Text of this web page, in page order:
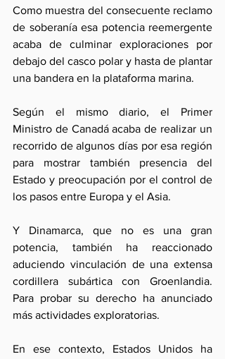
Como muestra del consecuente reclamo
de soberanía esa potencia reemergente
acaba de culminar exploraciones por
debajo del casco polar y hasta de plantar
una bandera en la plataforma marina.
Según el mismo diario, el Primer
Ministro de Canadá acaba de realizar un
recorrido de algunos días por esa región
para mostrar también presencia del
Estado y preocupación por el control de
los pasos entre Europa y el Asia.
Y Dinamarca, que no es una gran
potencia, también ha reaccionado
aduciendo vinculación de una extensa
cordillera subártica con Groenlandia.
Para probar su derecho ha anunciado
más actividades exploratorias.
En ese contexto, Estados Unidos ha